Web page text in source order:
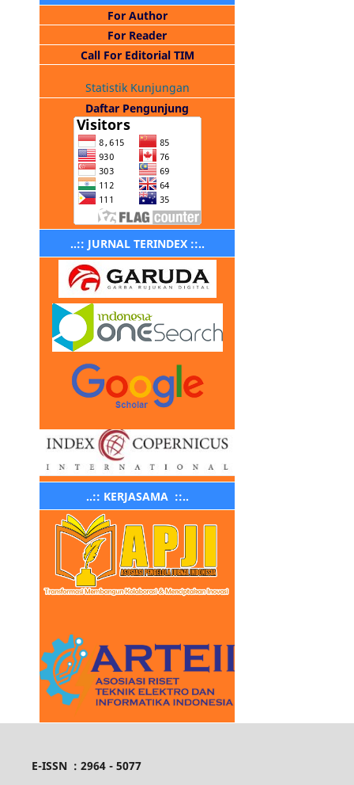
For Author
For Reader
Call For Editorial TIM
Statistik Kunjungan
Daftar Pengunjung
..:: JURNAL TERINDEX ::..
..:: KERJASAMA ::..
E-ISSN : 2964 - 5077